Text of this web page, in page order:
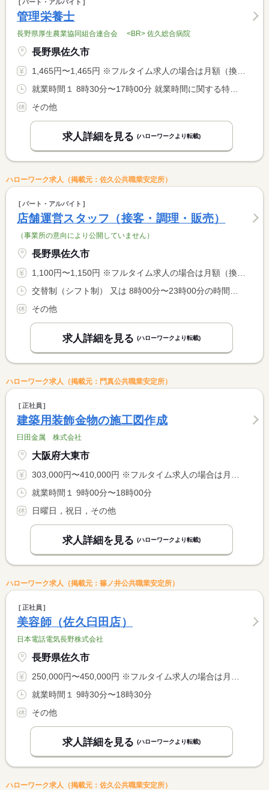
パート・アルバイト
管理栄養士
長野県厚生農業協同組合連合会 <BR> 佐久総合病院
長野県佐久市
1,465円〜1,465円 ※フルタイム求人の場合は月額（換算額）、パート求人の場合は時間額を表示しています。
その他
求人詳細を見る (ハローワークより転載)
ハローワーク求人（掲載元：佐久公共職業安定所）
パート・アルバイト
店舗運営スタッフ（接客・調理・販売）
（事業所の意向により公開していません）
長野県佐久市
1,100円〜1,150円 ※フルタイム求人の場合は月額（換算額）、パート求人の場合は時間額を表示しています。
その他
求人詳細を見る (ハローワークより転載)
ハローワーク求人（掲載元：門真公共職業安定所）
正社員
建築用装飾金物の施工図作成
臼田金属 株式会社
大阪府大東市
303,000円〜410,000円 ※フルタイム求人の場合は月額（換算額）、パート求人の場合は時間額を表示しています。
就業時間１ 9時00分〜18時00分
日曜日，祝日，その他
求人詳細を見る (ハローワークより転載)
ハローワーク求人（掲載元：篠ノ井公共職業安定所）
正社員
美容師（佐久臼田店）
日本電話電気長野株式会社
長野県佐久市
250,000円〜450,000円 ※フルタイム求人の場合は月額（換算額）、パート求人の場合は時間額を表示しています。
就業時間１ 9時30分〜18時30分
その他
求人詳細を見る (ハローワークより転載)
ハローワーク求人（掲載元：佐久公共職業安定所）